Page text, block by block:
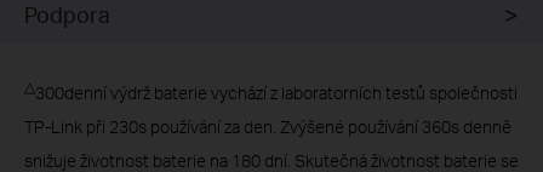
Podpora
△300denní výdrž baterie vychází z laboratorních testů společnosti
TP-Link při 230s používání za den. Zvýšené používání 360s denně
snižuje životnost baterie na 180 dní. Skutečná životnost baterie se